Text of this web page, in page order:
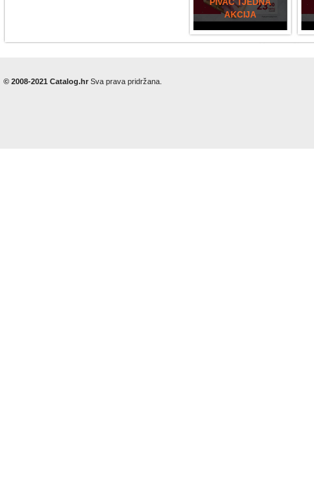
PIVAC TJEDNA
AKCIJA
© 2008-2021 Catalog.hr Sva prava pridržana.